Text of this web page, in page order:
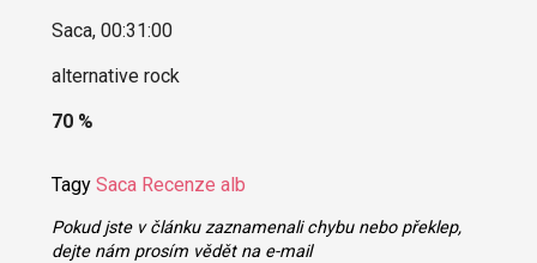
Saca, 00:31:00
alternative rock
70 %
Tagy Saca Recenze alb
Pokud jste v článku zaznamenali chybu nebo překlep,
dejte nám prosím vědět na e-mail